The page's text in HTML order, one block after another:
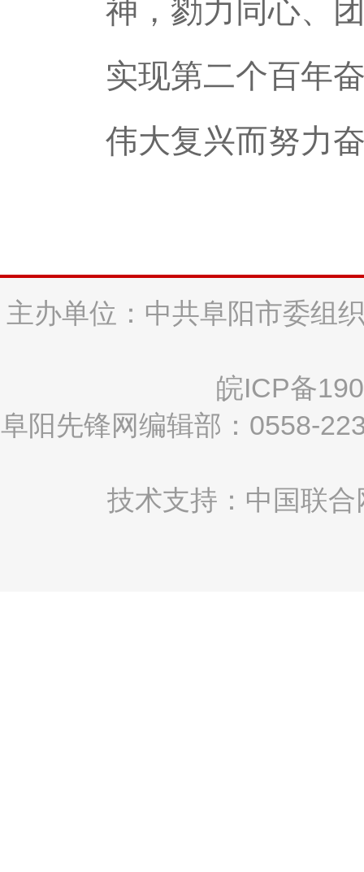
神，勠力同心、
实现第二个百年
伟大复兴而努力
主办单位：中共阜阳市委组
皖ICP备
阜阳先锋网编辑部：0558-
技术支持：中国联